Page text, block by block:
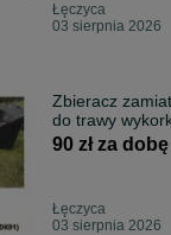
Łęczyca
03 sierpnia 2026
Zbieracz
do trawy
wypożyczenie
90 zł za dobę
Łęczyca
03 sierpnia 2026